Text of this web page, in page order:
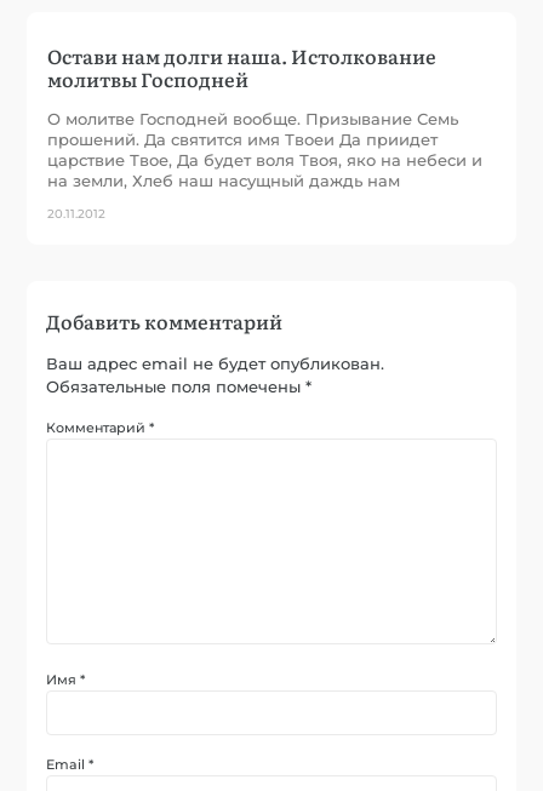
Остави нам долги наша. Истолкование
молитвы Господней
О молитве Господней вообще. Призывание Семь
прошений. Да святится имя Твоеи Да приидет
царствие Твое, Да будет воля Твоя, яко на небеси и
на земли, Хлеб наш насущный даждь нам
20.11.2012
Добавить комментарий
Ваш адрес email не будет опубликован.
Обязательные поля помечены*
Комментарий*
Имя*
Email*